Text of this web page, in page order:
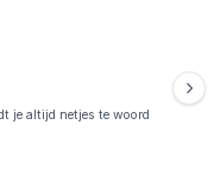
je altijd netjes te woord